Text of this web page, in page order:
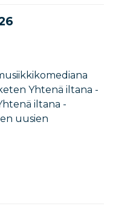
Yhtenä iltana -
iltana -
uusien